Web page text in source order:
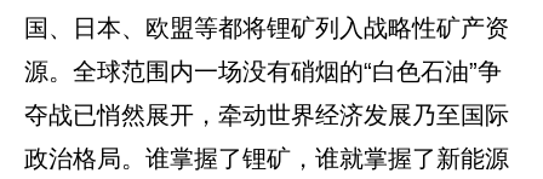
国、日本、欧盟等都将锂矿列入战略性矿产资
源。全球范围内一场没有硝烟的“白色石油”争
夺战已悄然展开，牵动世界经济发展乃至国际
政治格局。谁掌握了锂矿，谁就掌握了新能源